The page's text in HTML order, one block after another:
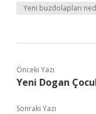
Yeni buzdolapları
Önceki Yazı
Yeni Dogan
Sonraki Yazı